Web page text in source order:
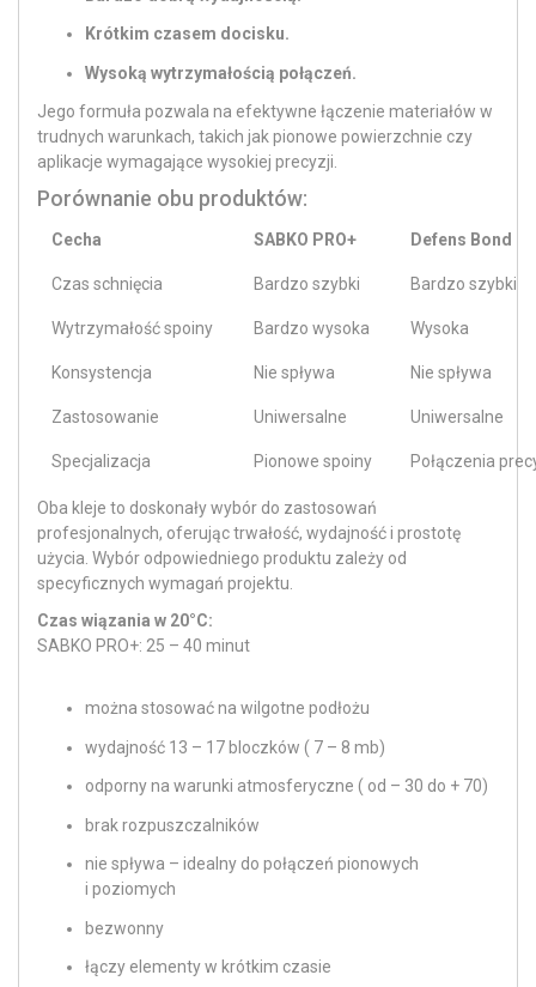
Krótkim czasem docisku.
Wysoką wytrzymałością połączeń.
Jego formuła pozwala na efektywne łączenie materiałów w
trudnych warunkach, takich jak pionowe powierzchnie czy
aplikacje wymagające wysokiej precyzji.
Porównanie obu produktów:
Cecha SABKO PRO+ Defens Bond
Czas schnięcia Bardzo szybki Bardzo szybki
Wytrzymałość spoiny Bardzo wysoka Wysoka
Konsystencja Nie spływa Nie spływa
Zastosowanie Uniwersalne Uniwersalne
Specjalizacja Pionowe spoiny Połączenia
Oba kleje to doskonały wybór do zastosowań
profesjonalnych, oferując trwałość, wydajność i prostotę
użycia. Wybór odpowiedniego produktu zależy od
specyficznych wymagań projektu.
Czas wiązania w 20°C:
SABKO PRO+: 25 – 40 minut
można stosować na wilgotne podłożu
wydajność 13 – 17 bloczków ( 7 – 8 mb)
odporny na warunki atmosferyczne ( od – 30 do + 70)
brak rozpuszczalników
nie spływa – idealny do połączeń pionowych
i poziomych
bezwonny
łączy elementy w krótkim czasie